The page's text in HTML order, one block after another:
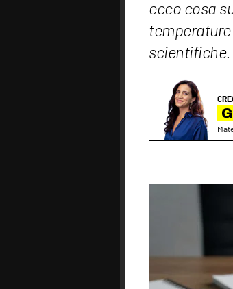
ecco cosa
scientifiche.